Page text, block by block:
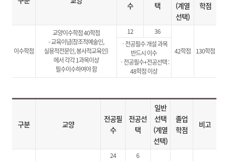
수 택
(계열
선택)
학점
이수학점
교양이수학점 40학점
- 교육이념(창조적예술인,
실용적전문인, 봉사적교육인)
에서 각각 1과목이상
필수이수하여야 함
12 36
42학점 130학점
ㆍ전공필수 개설 과목
반드시 이수
ㆍ전공필수+전공선택 :
48학점 이상
구분 교양
전공필
수
전공선
택
일반
선택
(계열
선택)
졸업
학점
비고
24 6